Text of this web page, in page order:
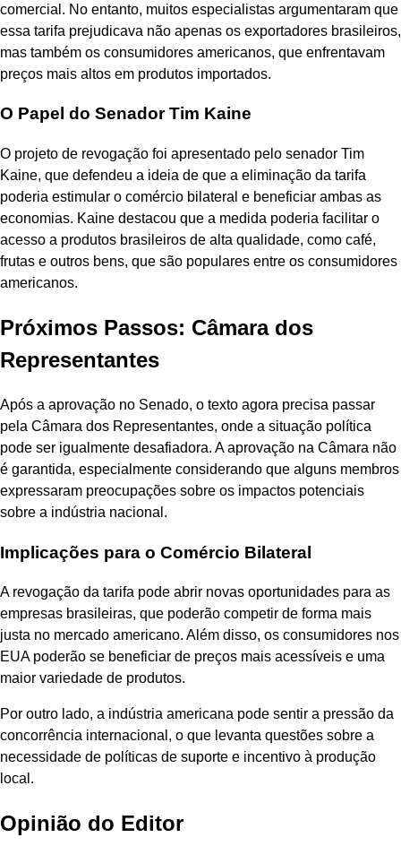
comercial. No entanto, muitos especialistas argumentaram que
essa tarifa prejudicava não apenas os exportadores brasileiros,
mas também os consumidores americanos, que enfrentavam
preços mais altos em produtos importados.
O Papel do Senador Tim Kaine
O projeto de revogação foi apresentado pelo senador Tim
Kaine, que defendeu a ideia de que a eliminação da tarifa
poderia estimular o comércio bilateral e beneficiar ambas as
economias. Kaine destacou que a medida poderia facilitar o
acesso a produtos brasileiros de alta qualidade, como café,
frutas e outros bens, que são populares entre os consumidores
americanos.
Próximos Passos: Câmara dos
Representantes
Após a aprovação no Senado, o texto agora precisa passar
pela Câmara dos Representantes, onde a situação política
pode ser igualmente desafiadora. A aprovação na Câmara não
é garantida, especialmente considerando que alguns membros
expressaram preocupações sobre os impactos potenciais
sobre a indústria nacional.
Implicações para o Comércio Bilateral
A revogação da tarifa pode abrir novas oportunidades para as
empresas brasileiras, que poderão competir de forma mais
justa no mercado americano. Além disso, os consumidores nos
EUA poderão se beneficiar de preços mais acessíveis e uma
maior variedade de produtos.
Por outro lado, a indústria americana pode sentir a pressão da
concorrência internacional, o que levanta questões sobre a
necessidade de políticas de suporte e incentivo à produção
local.
Opinião do Editor